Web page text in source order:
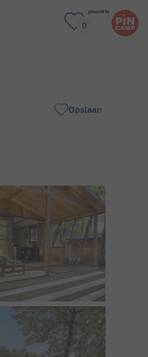
Opslaan